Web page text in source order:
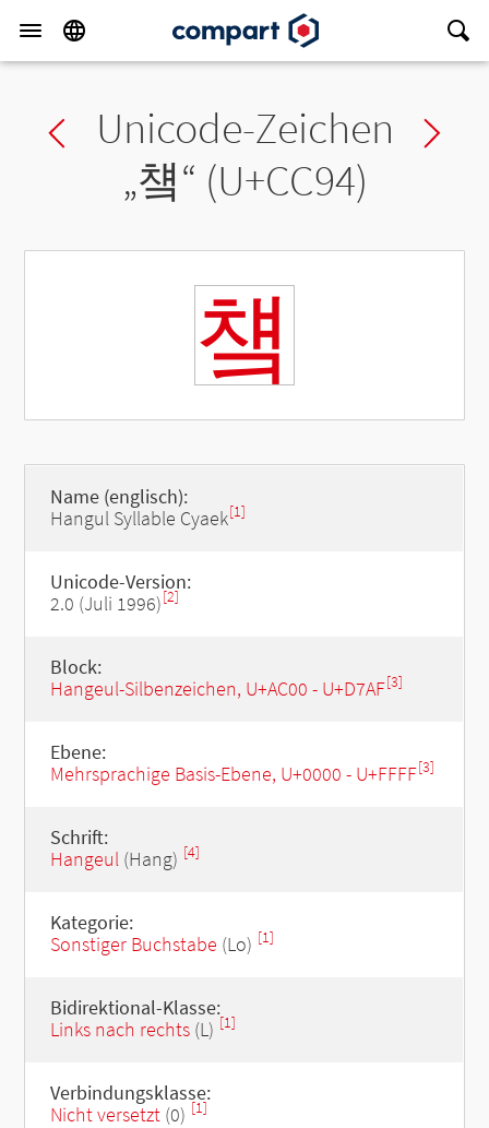
Previous char
Unicode-Zeichen
„첔“ (U+CC94)
첔
Name (englisch):
Hangul Syllable Cyaek[1]
Unicode-Version:
2.0 (Juli 1996)[2]
Block:
Hangeul-Silbenzeichen, U+AC00 - U+D7AF[3]
Ebene:
Mehrsprachige Basis-Ebene, U+0000 - U+FFFF[3]
Schrift:
Hangeul(Hang) [4]
Kategorie:
Sonstiger Buchstabe (Lo) [1]
Bidirektional-Klasse:
Links nach rechts(L) [1]
Verbindungsklasse:
Nicht versetzt(0) [1]